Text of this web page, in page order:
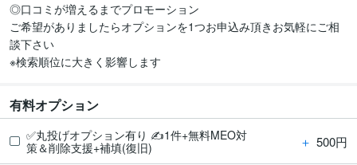
◎口コミが増えるまでプロモーション
ご希望がありましたらオプションを1つお申込み頂きお気軽にご相
談下さい
※検索順位に大きく影響します
有料オプション
✅丸投げオプション有り ✍️1件+無料MEO対
策＆削除支援+補填(復旧)
＋ 500円